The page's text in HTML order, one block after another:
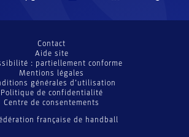
française de handball
Contact
Aide site
: partiellement conforme
Mentions légales
générales d’utilisation
Politique de confidentialité
Centre de consentements